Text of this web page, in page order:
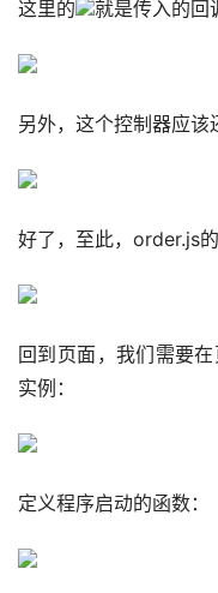
这里的 就是传入的回
另外，这个控制器应该
好了，至此，order.js
回到页面，我们需要
实例：
定义程序启动的函数：